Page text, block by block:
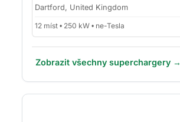
Dartford, United Kingdom
12 míst • 250 kW • ne-Tesla
Zobrazit všechny superchargery →